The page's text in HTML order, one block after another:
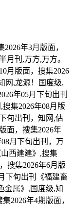
年3月版面，
月刊,万方,万方。
月版面，搜集2026
网,龙源！国度级,
年05月下旬出刊
集2026年08月版
旬出刊，知网,估
面，搜集2026年
月下旬出刊，万
西建建》,搜集
搜集2026年6月版
下旬出刊《福建畜
金属》,国度级,知
2026年4期版面，